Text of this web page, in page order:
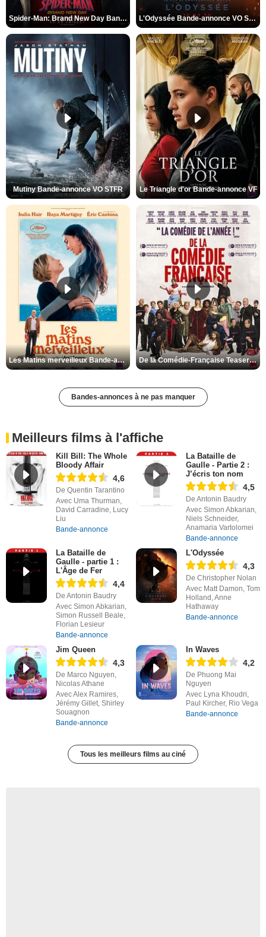
Spider-Man: Brand New Day Bande-annonce VO STFR L'Odyssée Bande-annonce VO STFR
Mutiny Bande-annonce VO STFR Le Triangle d'or Bande-annonce VF
Les Matins merveilleux Bande-annonce VF De la Comédie-Française Teaser VF
Bandes-annonces à ne pas manquer
Meilleurs films à l'affiche
Kill Bill: The Whole
Bloody Affair
4,6
De Quentin Tarantino
Avec Uma Thurman,
David Carradine, Lucy
Liu
Bande-annonce
La Bataille de
Gaulle - Partie 2 :
J’écris ton nom
4,5
De Antonin Baudry
Avec Simon Abkarian,
Niels Schneider,
Anamaria Vartolomei
Bande-annonce
La Bataille de
Gaulle - partie 1 :
L'Âge de Fer
4,4
De Antonin Baudry
Avec Simon Abkarian,
Simon Russell Beale,
Florian Lesieur
Bande-annonce
L'Odyssée
4,3
De Christopher Nolan
Avec Matt Damon, Tom
Holland, Anne
Hathaway
Bande-annonce
Jim Queen
4,3
De Marco Nguyen,
Nicolas Athane
Avec Alex Ramires,
Jérémy Gillet, Shirley
Souagnon
Bande-annonce
In Waves
4,2
De Phuong Mai
Nguyen
Avec Lyna Khoudri,
Paul Kircher, Rio Vega
Bande-annonce
Tous les meilleurs films au ciné